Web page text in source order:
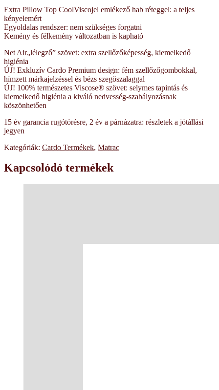
Extra Pillow Top CoolViscojel emlékező hab réteggel: a teljes
kényelemért
Egyoldalas rendszer: nem szükséges forgatni
Kemény és félkemény változatban is kapható
Net Air„lélegző” szövet: extra szellőzőképesség, kiemelkedő
higiénia
ÚJ! Exkluzív Cardo Premium design: fém szellőzőgombokkal,
hímzett márkajelzéssel és bézs szegőszalaggal
ÚJ! 100% természetes Viscose® szövet: selymes tapintás és
kiemelkedő higiénia a kiváló nedvesség-szabályozásnak
köszönhetően
15 év garancia rugótörésre, 2 év a párnázatra: részletek a jótállási
jegyen
Kategóriák: Cardo Termékek, Matrac
Kapcsolódó termékek